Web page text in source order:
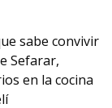
sabe convivir
Sefarar,
en la cocina